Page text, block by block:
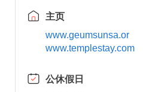
主页
www.geumsunsa.or
www.templestay.com
公休假日